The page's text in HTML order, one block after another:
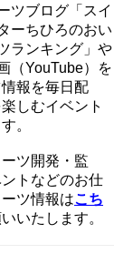
ツブログ「スイ
ーちひろのおい
ランキング」や
（YouTube）を
報を毎日配
しむイベント
。
ツ開発・監
トなどのお仕
ツ情報はこち
いたします。